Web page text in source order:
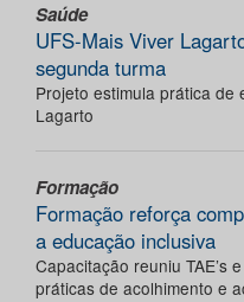
Saúde
UFS-Mais Viver
segunda turma
Projeto estimula prática
Lagarto
Formação
Formação reforça
a educação inclusiva
Capacitação reuniu TAE’s
práticas de acolhimento e